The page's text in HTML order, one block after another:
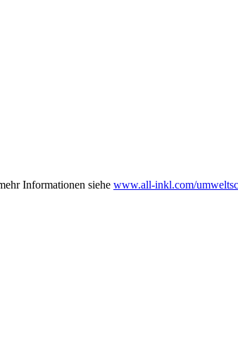
Informationen siehe www.all-inkl.com/